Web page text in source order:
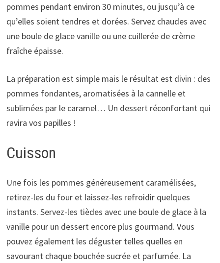
pommes pendant environ 30 minutes, ou jusqu’à ce
qu’elles soient tendres et dorées. Servez chaudes avec
une boule de glace vanille ou une cuillerée de crème
fraîche épaisse.
La préparation est simple mais le résultat est divin : des
pommes fondantes, aromatisées à la cannelle et
sublimées par le caramel… Un dessert réconfortant qui
ravira vos papilles !
Cuisson
Une fois les pommes généreusement caramélisées,
retirez-les du four et laissez-les refroidir quelques
instants. Servez-les tièdes avec une boule de glace à la
vanille pour un dessert encore plus gourmand. Vous
pouvez également les déguster telles quelles en
savourant chaque bouchée sucrée et parfumée. La